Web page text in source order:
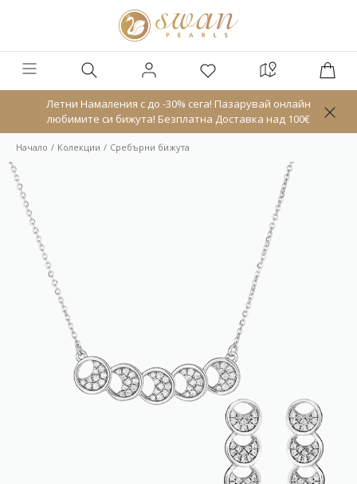
Летни Намаления с до -30% сега! Пазарувай онлайн
любимите си бижута! Безплатна Доставка над 100€
Начало Колекции Сребърни бижута